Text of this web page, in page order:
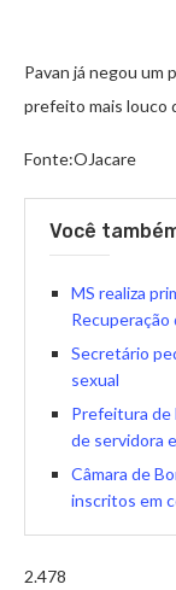
Pavan já negou um
prefeito mais louco
Fonte:OJacare
Você
MS realiza
Secretário
sexual
Prefeitura de
de servidora
Câmara de
inscritos em
2.478